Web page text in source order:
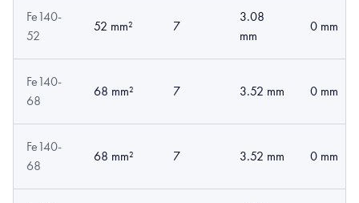
Fe140-
52
52 mm² 7
3.08
mm
0 mm
Fe140-
68
68 mm² 7 3.52 mm 0 mm
Fe140-
68
68 mm² 7 3.52 mm 0 mm